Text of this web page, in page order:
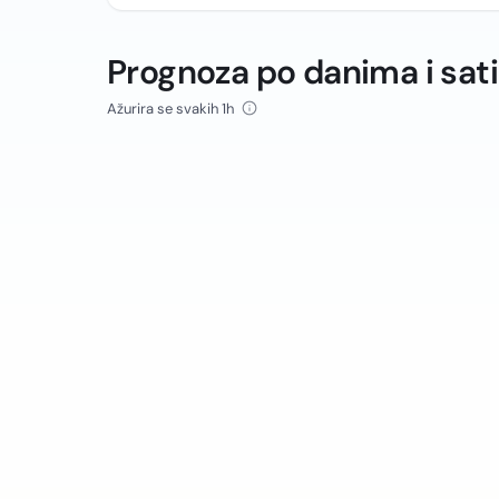
Prognoza po danima i
Ažurira se svakih 1h